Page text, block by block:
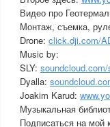
Видео про
Монтаж, съемка,
Drone: click.dji.com/
Music by:
SLY:
Dyalla:
Joakim Karud:
Музыкальная
Подписаться на мой